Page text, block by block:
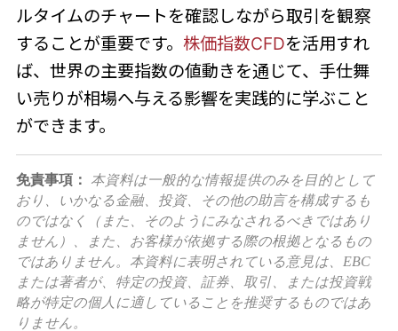
ルタイムのチャートを確認しながら取引を観察
することが重要です。 株価指数CFDを活用すれ
ば、世界の主要指数の値動きを通じて、手仕舞
い売りが相場へ与える影響を実践的に学ぶこと
ができます。
免責事項：
本資料は一般的な情報提供のみを目的として
おり、いかなる金融、投資、その他の助言を構成するも
のではなく（また、そのようにみなされるべきではあり
ません）、また、お客様が依拠する際の根拠となるもの
ではありません。本資料に表明されている意見は、EBC
または著者が、特定の投資、証券、取引、または投資戦
略が特定の個人に適していることを推奨するものではあ
りません。